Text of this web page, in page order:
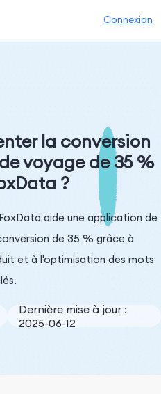
Connexion
la conversion
voyage de 35 %
?
aide une application de
de 35 % grâce à
et à l'optimisation des mots
Dernière mise à jour :
2025-06-12